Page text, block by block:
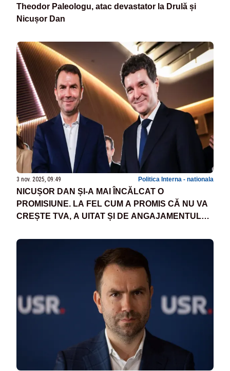
Theodor Paleologu, atac devastator la Drulă și
Nicușor Dan
3 nov. 2025, 09:49 Politica Interna - nationala
NICUȘOR DAN ȘI-A MAI ÎNCĂLCAT O
PROMISIUNE. LA FEL CUM A PROMIS CĂ NU VA
CREȘTE TVA, A UITAT ȘI DE ANGAJAMENTUL
CAPITALĂ